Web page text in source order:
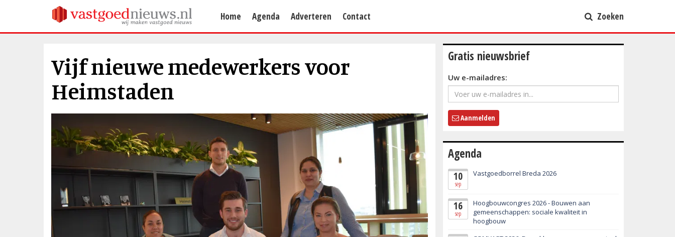
Home Agenda Adverteren Contact Zoeken
Vijf nieuwe medewerkers voor
Heimstaden
Gratis nieuwsbrief
Uw e-mailadres:
Aanmelden
Agenda
10
sep
Vastgoedborrel Breda 2026
16
sep
Hoogbouwcongres 2026 - Bouwen aan
gemeenschappen: sociale kwaliteit in
hoogbouw